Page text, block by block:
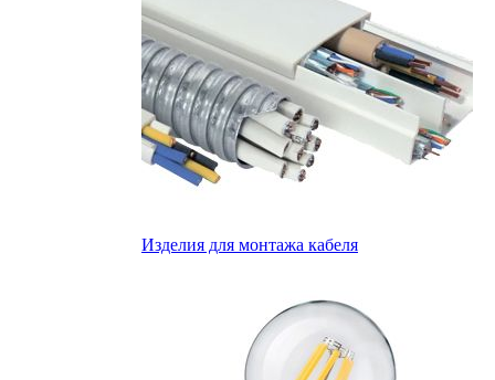
Изделия для монтажа кабеля